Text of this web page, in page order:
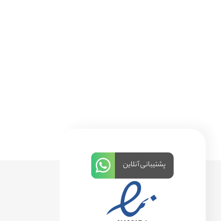
پشتیبانی آنلاین